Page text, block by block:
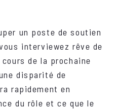
un poste de soutien
interviewez rêve de
de la prochaine
disparité de
rapidement en
du rôle et ce que le